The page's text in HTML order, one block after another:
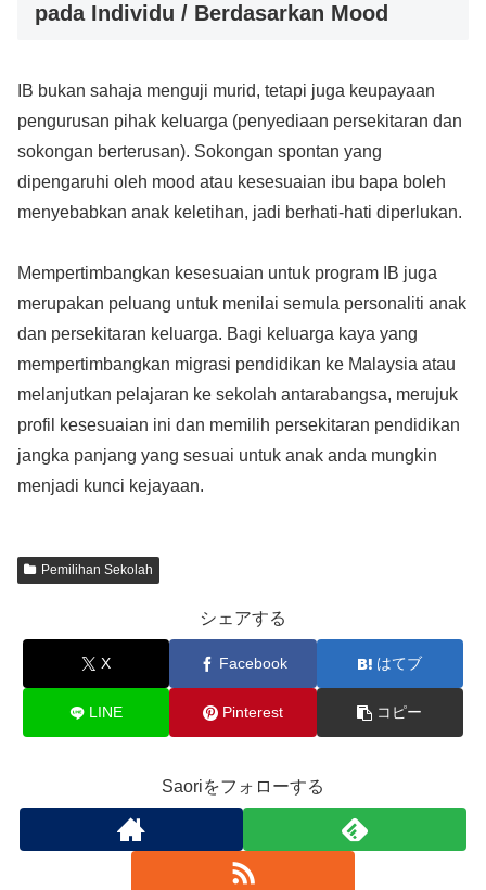
pada Individu / Berdasarkan Mood
IB bukan sahaja menguji murid, tetapi juga keupayaan
pengurusan pihak keluarga (penyediaan persekitaran dan
sokongan berterusan). Sokongan spontan yang
dipengaruhi oleh mood atau kesesuaian ibu bapa boleh
menyebabkan anak keletihan, jadi berhati-hati diperlukan.
Mempertimbangkan kesesuaian untuk program IB juga
merupakan peluang untuk menilai semula personaliti anak
dan persekitaran keluarga. Bagi keluarga kaya yang
mempertimbangkan migrasi pendidikan ke Malaysia atau
melanjutkan pelajaran ke sekolah antarabangsa, merujuk
profil kesesuaian ini dan memilih persekitaran pendidikan
jangka panjang yang sesuai untuk anak anda mungkin
menjadi kunci kejayaan.
Pemilihan Sekolah
シェアする
X Facebook はてブ
LINE Pinterest コピー
Saoriをフォローする